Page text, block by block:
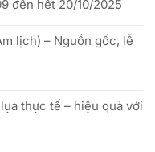
đến hết 20/10/2025
lịch) – Nguồn gốc, lễ
thực tế – hiệu quả với